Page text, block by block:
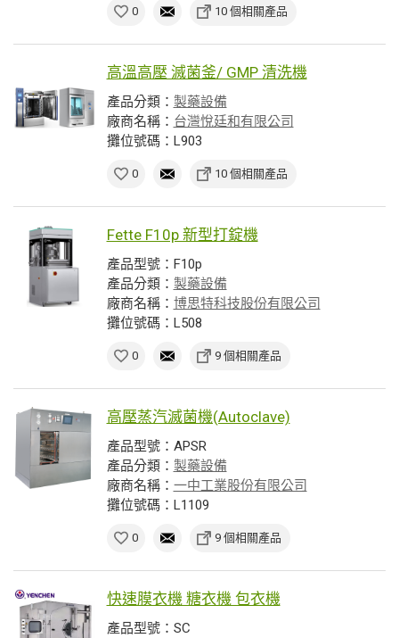
0 10 個相關產品
高溫高壓 滅菌釜/ GMP 清洗機
產品分類： 製藥設備
廠商名稱： 台灣悅廷和有限公司
攤位號碼：L903
0 10 個相關產品
Fette F10p 新型打錠機
產品型號：F10p
產品分類： 製藥設備
廠商名稱： 博思特科技股份有限公司
攤位號碼：L508
0 9 個相關產品
高壓蒸汽滅菌機(Autoclave)
產品型號：APSR
產品分類： 製藥設備
廠商名稱： 一中工業股份有限公司
攤位號碼：L1109
0 9 個相關產品
快速膜衣機 糖衣機 包衣機
產品型號：SC